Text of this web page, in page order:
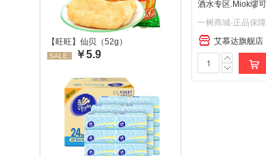
【旺旺】仙贝（52g）
SALE: ￥5.9
一树商城-正品保障
艾慕达旗舰店